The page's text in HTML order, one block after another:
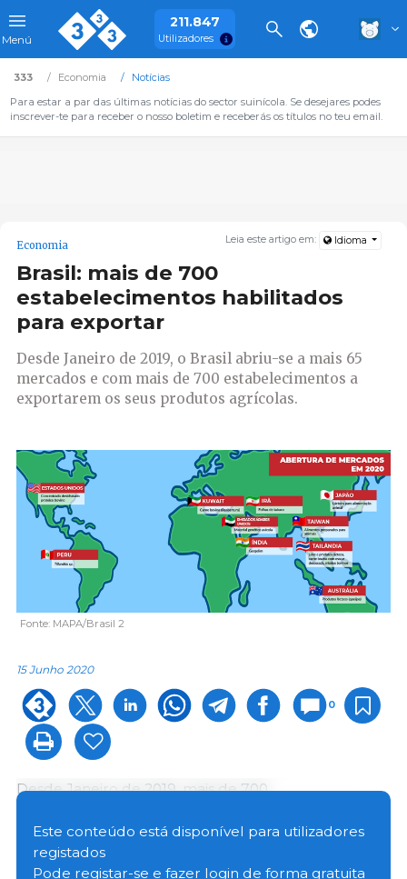
Menú
211.847
Utilizadores
333 Economia
Notícias
Para estar a par das últimas notícias do sector suinícola. Se desejares podes
inscrever-te para receber o nosso boletim e receberás os títulos no teu email.
Leia este artigo em: Idioma
Economia
Brasil: mais de 700
estabelecimentos habilitados
para exportar
Desde Janeiro de 2019, o Brasil abriu-se a mais 65
mercados e com mais de 700 estabelecimentos a
exportarem os seus produtos agrícolas.
Fonte: MAPA/Brasil 2
15 Junho 2020
0
Desde Janeiro de 2019, mais de 700
produtos agrícolas para 24 países.
No início da semana passada, quatro matadouros de
Este conteúdo está disponível para utilizadores
registados
Pode registar-se e fazer login de forma gratuita